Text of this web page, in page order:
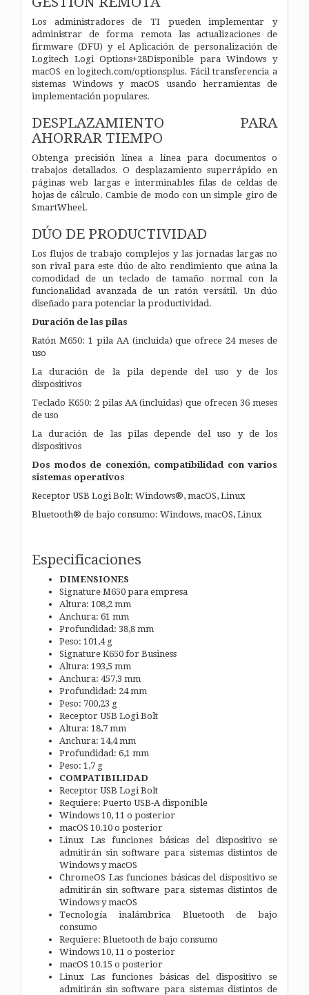
Los administradores de TI pueden implementar y
administrar de forma remota las actualizaciones de
firmware (DFU) y el Aplicación de personalización de
Logitech Logi Options+28Disponible para Windows y
macOS en logitech.com/optionsplus. Fácil transferencia a
sistemas Windows y macOS usando herramientas de
implementación populares.
DESPLAZAMIENTO PARA
AHORRAR TIEMPO
Obtenga precisión línea a línea para documentos o
trabajos detallados. O desplazamiento superrápido en
páginas web largas e interminables filas de celdas de
hojas de cálculo. Cambie de modo con un simple giro de
SmartWheel.
DÚO DE PRODUCTIVIDAD
Los flujos de trabajo complejos y las jornadas largas no
son rival para este dúo de alto rendimiento que aúna la
comodidad de un teclado de tamaño normal con la
funcionalidad avanzada de un ratón versátil. Un dúo
diseñado para potenciar la productividad.
Duración de las pilas
Ratón M650: 1 pila AA (incluida) que ofrece 24 meses de
uso
La duración de la pila depende del uso y de los
dispositivos
Teclado K650: 2 pilas AA (incluidas) que ofrecen 36 meses
de uso
La duración de las pilas depende del uso y de los
dispositivos
Dos modos de conexión, compatibilidad con varios
sistemas operativos
Receptor USB Logi Bolt: Windows®, macOS, Linux
Bluetooth® de bajo consumo: Windows, macOS, Linux
Especificaciones
DIMENSIONES
Signature M650 para empresa
Altura: 108,2 mm
Anchura: 61 mm
Profundidad: 38,8 mm
Peso: 101,4 g
Signature K650 for Business
Altura: 193,5 mm
Anchura: 457,3 mm
Profundidad: 24 mm
Peso: 700,23 g
Receptor USB Logi Bolt
Altura: 18,7 mm
Anchura: 14,4 mm
Profundidad: 6,1 mm
Peso: 1,7 g
COMPATIBILIDAD
Receptor USB Logi Bolt
Requiere: Puerto USB-A disponible
Windows 10, 11 o posterior
macOS 10.10 o posterior
Linux Las funciones básicas del dispositivo se
admitirán sin software para sistemas distintos de
Windows y macOS
ChromeOS Las funciones básicas del dispositivo se
admitirán sin software para sistemas distintos de
Windows y macOS
Tecnología inalámbrica Bluetooth de bajo
consumo
Requiere: Bluetooth de bajo consumo
Windows 10, 11 o posterior
macOS 10.15 o posterior
Linux Las funciones básicas del dispositivo se
admitirán sin software para sistemas distintos de